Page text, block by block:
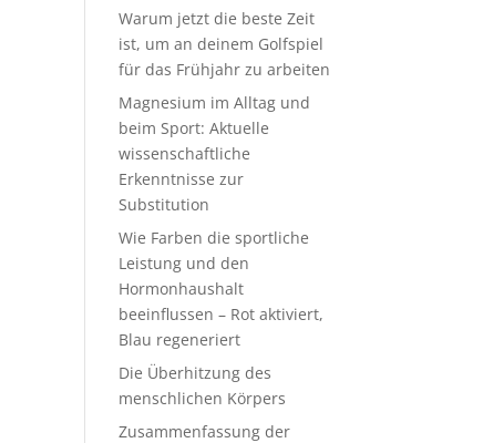
Warum jetzt die beste Zeit
ist, um an deinem Golfspiel
für das Frühjahr zu arbeiten
Magnesium im Alltag und
beim Sport: Aktuelle
wissenschaftliche
Erkenntnisse zur
Substitution
Wie Farben die sportliche
Leistung und den
Hormonhaushalt
beeinflussen – Rot aktiviert,
Blau regeneriert
Die Überhitzung des
menschlichen Körpers
Zusammenfassung der